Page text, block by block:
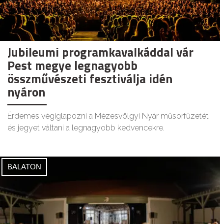
Jubileumi programkavalkáddal vár
Pest megye legnagyobb
összművészeti fesztiválja idén
nyáron
Érdemes végiglapozni a Mézesvölgyi Nyár műsorfüzetét
és jegyet váltani a legnagyobb kedvencekre.
BALATON